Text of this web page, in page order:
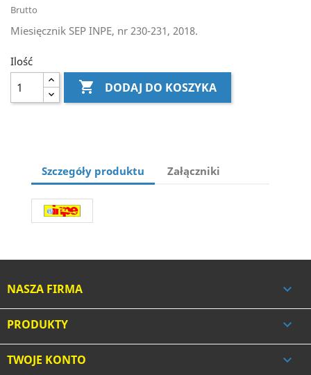
Brutto
Miesięcznik SEP INPE, nr 230-231, 2018.
Ilość
 DODAJ DO KOSZYKA
Szczegóły produktu Załączniki
NASZA FIRMA 
PRODUKTY 
TWOJE KONTO 